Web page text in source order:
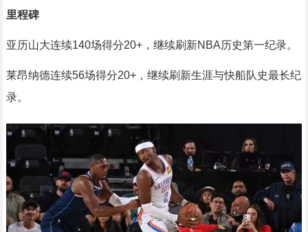
里程碑
亚历山大连续140场得分20+，继续刷新NBA历史第一纪录。
莱昂纳德连续56场得分20+，继续刷新生涯与快船队史最长纪
录。